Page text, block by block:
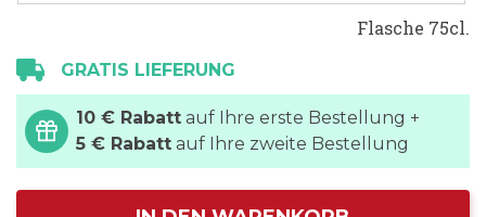
Flasche 75cl.
GRATIS LIEFERUNG
10 € Rabatt auf Ihre erste Bestellung +
5 € Rabatt auf Ihre zweite Bestellung